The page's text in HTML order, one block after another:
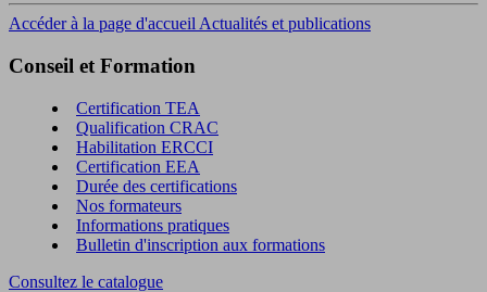
Accéder à la page d'accueil Actualités et publications
Conseil et Formation
Certification TEA
Qualification CRAC
Habilitation ERCCI
Certification EEA
Durée des certifications
Nos formateurs
Informations pratiques
Bulletin d'inscription aux formations
Consultez le catalogue